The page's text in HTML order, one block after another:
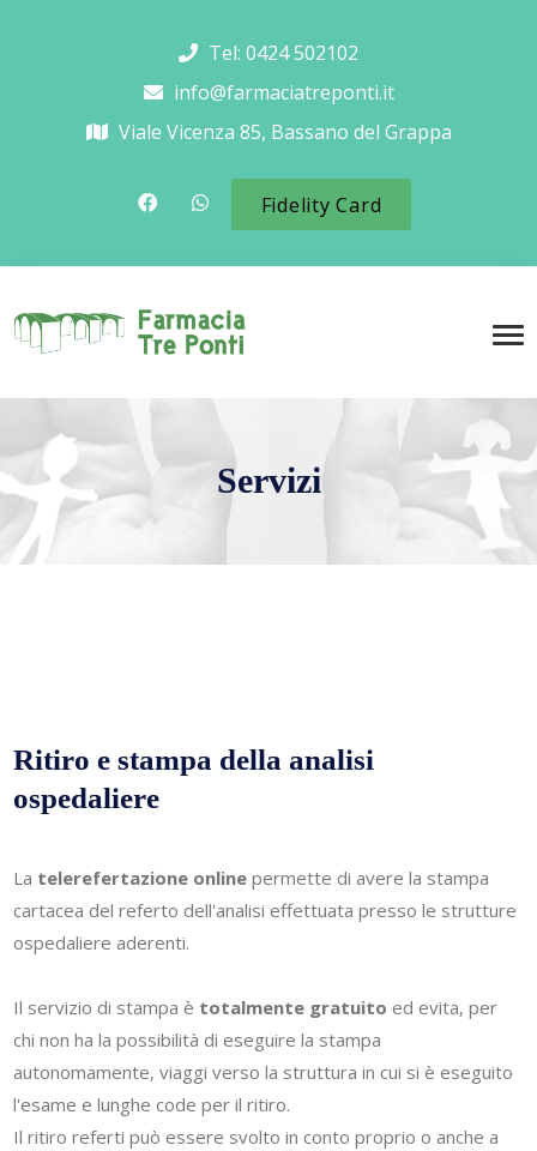
Tel: 0424 502102
info@farmaciatreponti.it
Viale Vicenza 85, Bassano del Grappa
Fidelity Card
Servizi
Ritiro e stampa della analisi
ospedaliere
La telerefertazione onlinepermette di avere la stampa
cartacea del referto dell'analisi effettuata presso le strutture
ospedaliere aderenti.
Il servizio di stampa è totalmente gratuitoed evita, per
chi non ha la possibilità di eseguire la stampa
autonomamente, viaggi verso la struttura in cui si è eseguito
l'esame e lunghe code per il ritiro.
Il ritiro referti può essere svolto in conto proprio o anche a